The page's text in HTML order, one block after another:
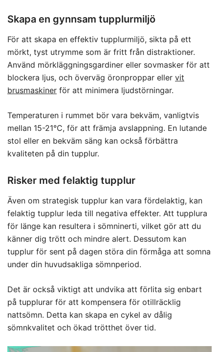
Skapa en gynnsam tupplurmiljö
För att skapa en effektiv tupplurmiljö, sikta på ett
mörkt, tyst utrymme som är fritt från distraktioner.
Använd mörkläggningsgardiner eller sovmasker för att
blockera ljus, och överväg öronproppar eller vit
brusmaskiner för att minimera ljudstörningar.
Temperaturen i rummet bör vara bekväm, vanligtvis
mellan 15-21°C, för att främja avslappning. En lutande
stol eller en bekväm säng kan också förbättra
kvaliteten på din tupplur.
Risker med felaktig tupplur
Även om strategisk tupplur kan vara fördelaktig, kan
felaktig tupplur leda till negativa effekter. Att tupplura
för länge kan resultera i sömninerti, vilket gör att du
känner dig trött och mindre alert. Dessutom kan
tupplur för sent på dagen störa din förmåga att somna
under din huvudsakliga sömnperiod.
Det är också viktigt att undvika att förlita sig enbart
på tupplurar för att kompensera för otillräcklig
nattsömn. Detta kan skapa en cykel av dålig
sömnkvalitet och ökad trötthet över tid.